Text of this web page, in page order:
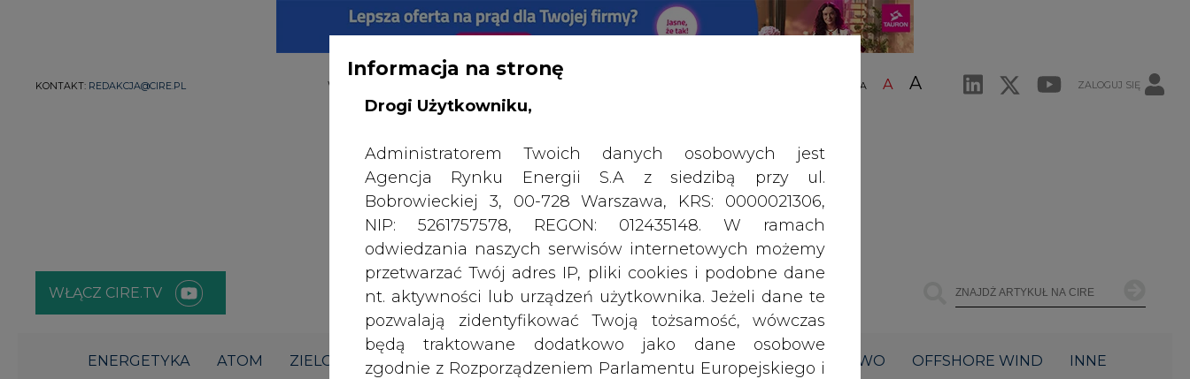
WŁĄCZ CIRE.TV
Informacja na stronę
Drogi Użytkowniku,
Administratorem Twoich danych osobowych jest
Agencja Rynku Energii S.A z siedzibą przy ul.
Bobrowieckiej 3, 00-728 Warszawa, KRS: 0000021306,
NIP: 5261757578, REGON: 012435148. W ramach
odwiedzania naszych serwisów internetowych możemy
przetwarzać Twój adres IP, pliki cookies i podobne dane
nt. aktywności lub urządzeń użytkownika. Jeżeli dane te
pozwalają zidentyfikować Twoją tożsamość, wówczas
będą traktowane dodatkowo jako dane osobowe
zgodnie z Rozporządzeniem Parlamentu Europejskiego i
Dziadzio: Koszty transformacji energetycznej nie mogą obciążać tylko i wyłącznie
drukuj skomentuj
Energetyka i gospodarka: 7
tematów, o których teraz mówi